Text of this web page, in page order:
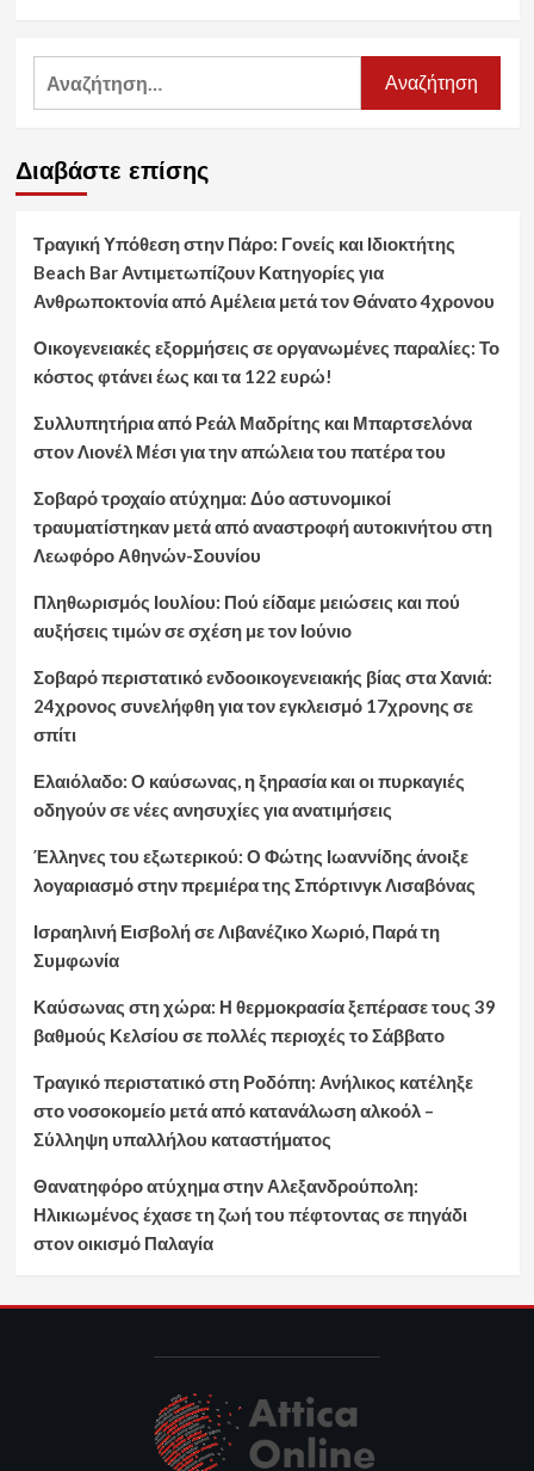
Αναζήτηση
Διαβάστε επίσης
Τραγική Υπόθεση στην Πάρο: Γονείς και Ιδιοκτήτης
Beach Bar Αντιμετωπίζουν Κατηγορίες για
Ανθρωποκτονία από Αμέλεια μετά τον Θάνατο 4χρονου
Οικογενειακές εξορμήσεις σε οργανωμένες παραλίες: Το
κόστος φτάνει έως και τα 122 ευρώ!
Συλλυπητήρια από Ρεάλ Μαδρίτης και Μπαρτσελόνα
στον Λιονέλ Μέσι για την απώλεια του πατέρα του
Σοβαρό τροχαίο ατύχημα: Δύο αστυνομικοί
τραυματίστηκαν μετά από αναστροφή αυτοκινήτου στη
Λεωφόρο Αθηνών-Σουνίου
Πληθωρισμός Ιουλίου: Πού είδαμε μειώσεις και πού
αυξήσεις τιμών σε σχέση με τον Ιούνιο
Σοβαρό περιστατικό ενδοοικογενειακής βίας στα Χανιά:
24χρονος συνελήφθη για τον εγκλεισμό 17χρονης σε
σπίτι
Ελαιόλαδο: Ο καύσωνας, η ξηρασία και οι πυρκαγιές
οδηγούν σε νέες ανησυχίες για ανατιμήσεις
Έλληνες του εξωτερικού: Ο Φώτης Ιωαννίδης άνοιξε
λογαριασμό στην πρεμιέρα της Σπόρτινγκ Λισαβόνας
Ισραηλινή Εισβολή σε Λιβανέζικο Χωριό, Παρά τη
Συμφωνία
Καύσωνας στη χώρα: Η θερμοκρασία ξεπέρασε τους 39
βαθμούς Κελσίου σε πολλές περιοχές το Σάββατο
Τραγικό περιστατικό στη Ροδόπη: Ανήλικος κατέληξε
στο νοσοκομείο μετά από κατανάλωση αλκοόλ –
Σύλληψη υπαλλήλου καταστήματος
Θανατηφόρο ατύχημα στην Αλεξανδρούπολη:
Ηλικιωμένος έχασε τη ζωή του πέφτοντας σε πηγάδι
στον οικισμό Παλαγία